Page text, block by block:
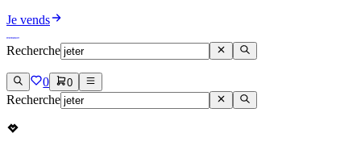
Je vends
Recherche
0 0
Recherche